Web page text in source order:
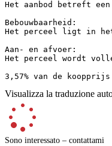
Het aanbod betreft
Bebouwbaarheid:
Het perceel ligt in het
Aan- en afvoer:
Het perceel wordt
3,57% van de
Visualizza la traduzione
Sono interessato – contattami